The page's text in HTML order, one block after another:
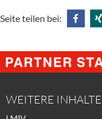
Seite teilen bei:
@
WEITERE INHALTE